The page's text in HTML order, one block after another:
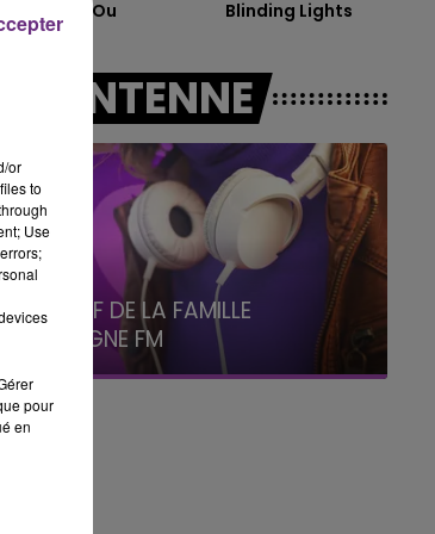
19h15 - 20h00
RADIO POP
Dis-Moi Ou Blinding Lights
A L'ANTENNE
- 6h00
BEST OF DE LA FAMILLE
CHAMPAGNE FM
or
to
Use
pour
en